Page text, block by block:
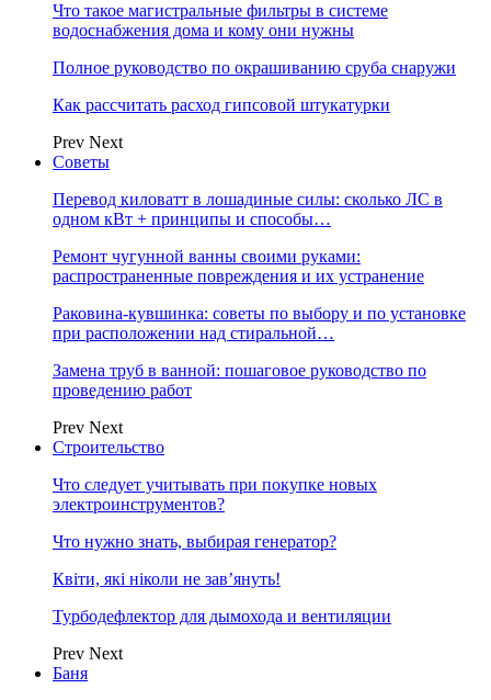
Что такое магистральные фильтры в системе
водоснабжения дома и кому они нужны
Полное руководство по окрашиванию сруба снаружи
Как рассчитать расход гипсовой штукатурки
Prev Next
Советы
Перевод киловатт в лошадиные силы: сколько ЛС в
одном кВт + принципы и способы…
Ремонт чугунной ванны своими руками:
распространенные повреждения и их устранение
Раковина-кувшинка: советы по выбору и по установке
при расположении над стиральной…
Замена труб в ванной: пошаговое руководство по
проведению работ
Prev Next
Строительство
Что следует учитывать при покупке новых
электроинструментов?
Что нужно знать, выбирая генератор?
Квіти, які ніколи не зав’януть!
Турбодефлектор для дымохода и вентиляции
Prev Next
Баня